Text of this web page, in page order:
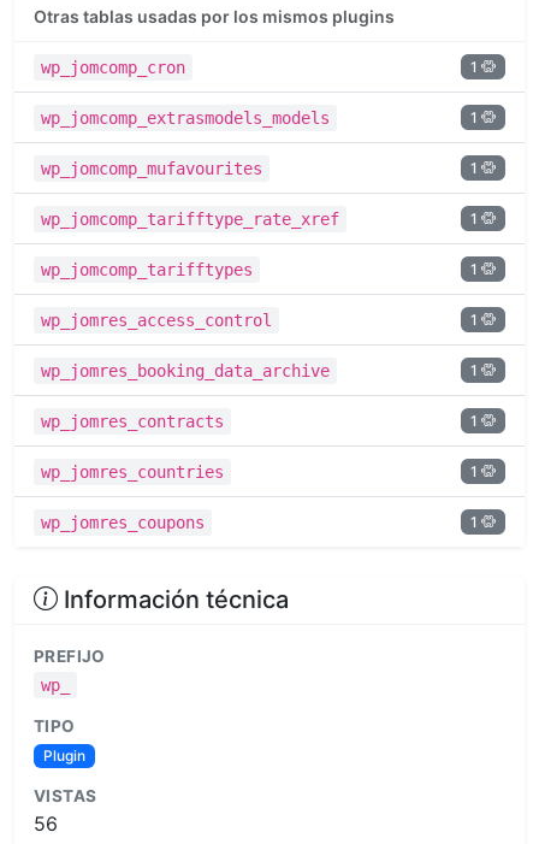
Otras tablas usadas por los mismos plugins
wp_jomcomp_cron 1
wp_jomcomp_extrasmodels_models 1
wp_jomcomp_mufavourites 1
wp_jomcomp_tarifftype_rate_xref 1
wp_jomcomp_tarifftypes 1
wp_jomres_access_control 1
wp_jomres_booking_data_archive 1
wp_jomres_contracts 1
wp_jomres_countries 1
wp_jomres_coupons 1
Información técnica
PREFIJO
wp_
TIPO
Plugin
VISTAS
56